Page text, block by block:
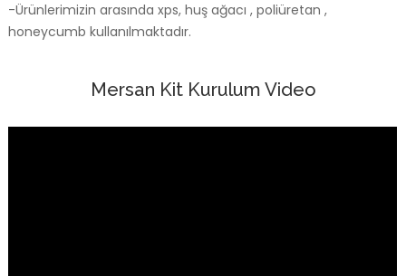
-Ürünlerimizin arasında xps, huş ağacı , poliüretan ,
honeycumb kullanılmaktadır.
Mersan Kit Kurulum Video